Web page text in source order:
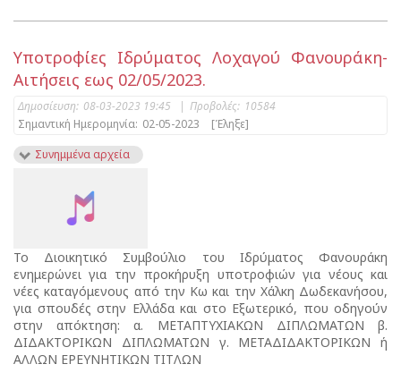
Υποτροφίες Ιδρύματος Λοχαγού Φανουράκη-
Αιτήσεις εως 02/05/2023.
Δημοσίευση: 08-03-2023 19:45 | Προβολές: 10584
Σημαντική Ημερομηνία: 02-05-2023
[Έληξε]
Συνημμένα αρχεία
Το Διοικητικό Συμβούλιο του Ιδρύματος Φανουράκη
ενημερώνει για την προκήρυξη υποτροφιών για νέους και
νέες καταγόμενους από την Κω και την Χάλκη Δωδεκανήσου,
για σπουδές στην Ελλάδα και στο Εξωτερικό, που οδηγούν
στην απόκτηση: α. ΜΕΤΑΠΤΥΧΙΑΚΩΝ ΔΙΠΛΩΜΑΤΩΝ β.
ΔΙΔΑΚΤΟΡΙΚΩΝ ΔΙΠΛΩΜΑΤΩΝ γ. ΜΕΤΑΔΙΔΑΚΤΟΡΙΚΩΝ ή
ΑΛΛΩΝ ΕΡΕΥΝΗΤΙΚΩΝ TITΛΩΝ